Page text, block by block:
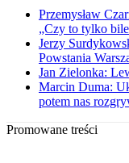
Przemysław
„Czy to tylko
Jerzy
Powstania
Jan Zielonka:
Marcin Duma:
potem nas
Promowane treści